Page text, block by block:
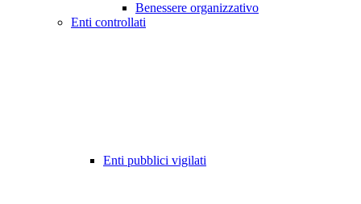
Benessere organizzativo
Enti controllati
Enti pubblici vigilati